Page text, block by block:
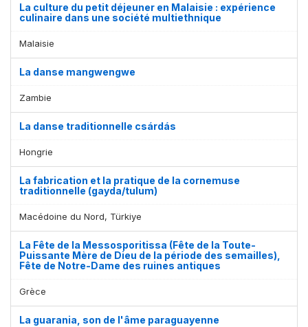
La culture du petit déjeuner en Malaisie : expérience
culinaire dans une société multiethnique
Malaisie
La danse mangwengwe
Zambie
La danse traditionnelle csárdás
Hongrie
La fabrication et la pratique de la cornemuse
traditionnelle (gayda/tulum)
Macédoine du Nord, Türkiye
La Fête de la Messosporitissa (Fête de la Toute-
Puissante Mère de Dieu de la période des semailles),
Fête de Notre-Dame des ruines antiques
Grèce
La guarania, son de l'âme paraguayenne